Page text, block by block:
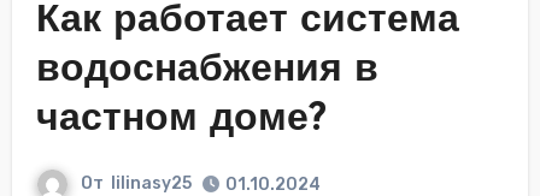
Как работает система
водоснабжения в
частном доме?
От lilinasy25 01.10.2024